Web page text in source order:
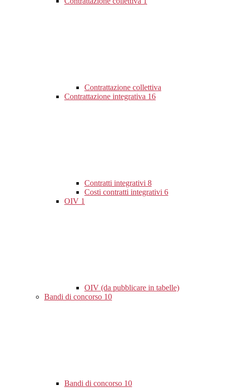
Contrattazione collettiva
Contrattazione integrativa 16
Contratti integrativi 8
Costi contratti integrativi 6
OIV 1
OIV (da pubblicare in tabelle)
Bandi di concorso 10
Bandi di concorso 10